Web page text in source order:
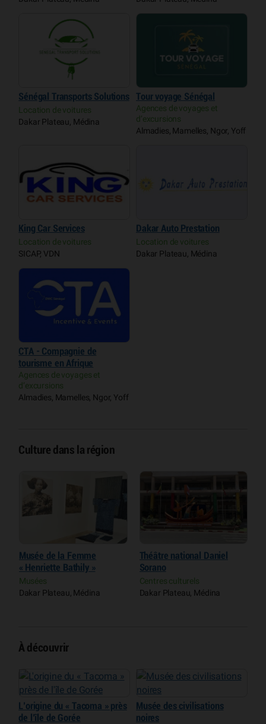
Sénégal Transports Solutions
Location de voitures
Dakar Plateau, Médina
Tour voyage Sénégal
Agences de voyages et
d’excursions
Almadies, Mamelles, Ngor, Yoff
King Car Services
Location de voitures
SICAP, VDN
Dakar Auto Prestation
Location de voitures
Dakar Plateau, Médina
CTA - Compagnie de
tourisme en Afrique
Agences de voyages et
d’excursions
Almadies, Mamelles, Ngor, Yoff
Culture dans la région
Musée de la Femme
« Henriette Bathily »
Musées
Dakar Plateau, Médina
Théâtre national Daniel
Sorano
Centres culturels
Dakar Plateau, Médina
À découvrir
L’origine du « Tacoma » près
de l’île de Gorée
Musée des civilisations
noires